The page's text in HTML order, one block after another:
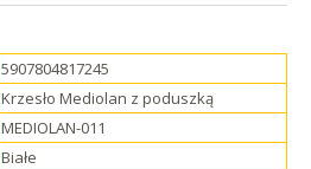
5907804817245
Krzesło Mediolan z poduszką
MEDIOLAN-011
Białe